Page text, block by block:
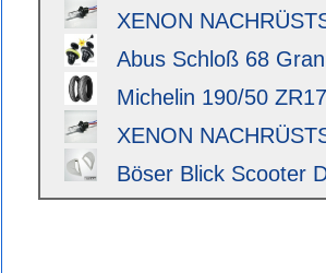
XENON
Abus Schloß 68
Michelin 190/50
XENON
Böser Blick Scooter